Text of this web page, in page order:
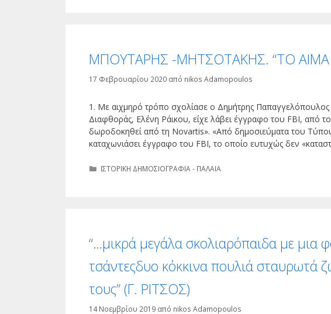
ΜΠΟΥΤΑΡΗΣ -ΜΗΤΣΟΤΑΚΗΣ. “ΤΟ ΑΙΜΑ
17 Φεβρουαρίου 2020 από nikos Adamopoulos
1. Με αιχμηρό τρόπο σχολίασε ο Δημήτρης
Διαφθοράς, Ελένη Ράικου, είχε λάβει έγγραφο του FBI, από το
δωροδοκηθεί από τη Novartis». «Από δημοσιεύματα του
καταχωνιάσει έγγραφο του FBI, το οποίο ευτυχώς δεν
Κατηγορίες
ΙΣΤΟΡΙΚΗ ΔΗΜΟΣΙΟΓΡΑΦΙΑ - ΠΑΛΑΙΑ
“…μικρά μεγάλα σκολιαρόπαιδα με μια
τσάντεςδυο κόκκινα πουλιά σταυρωτά
τους” (Γ. ΡΙΤΣΟΣ)
14 Νοεμβρίου 2019 από nikos Adamopoulos